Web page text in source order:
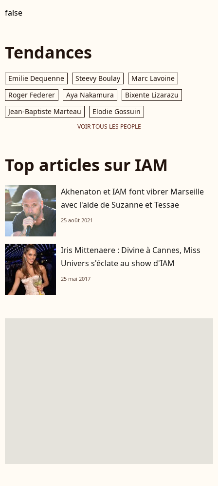
false
Tendances
Emilie Dequenne Steevy Boulay
Marc Lavoine
Roger Federer
Aya Nakamura
Bixente Lizarazu
Jean-Baptiste Marteau
Elodie Gossuin
VOIR TOUS LES PEOPLE
Top articles sur IAM
Akhenaton et IAM font vibrer Marseille
avec l'aide de Suzanne et Tessae
25 août 2021
Iris Mittenaere : Divine à Cannes, Miss
Univers s'éclate au show d'IAM
25 mai 2017